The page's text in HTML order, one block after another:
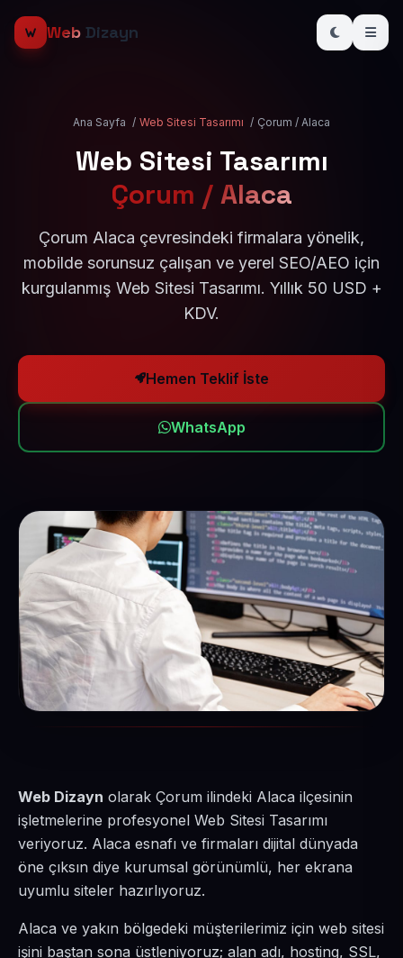
Web Dizayn
Ana Sayfa / Web Sitesi Tasarımı / Çorum / Alaca
Web Sitesi Tasarımı
Çorum / Alaca
Çorum Alaca çevresindeki firmalara yönelik,
mobilde sorunsuz çalışan ve yerel SEO/AEO için
kurgulanmış Web Sitesi Tasarımı. Yıllık 50 USD +
KDV.
Hemen Teklif İste
WhatsApp
Web Dizayn olarak Çorum ilindeki Alaca ilçesinin
işletmelerine profesyonel Web Sitesi Tasarımı
veriyoruz. Alaca esnafı ve firmaları dijital dünyada
öne çıksın diye kurumsal görünümlü, her ekrana
uyumlu siteler hazırlıyoruz.
Alaca ve yakın bölgedeki müşterilerimiz için web sitesi
işini baştan sona üstleniyoruz; alan adı, hosting, SSL,